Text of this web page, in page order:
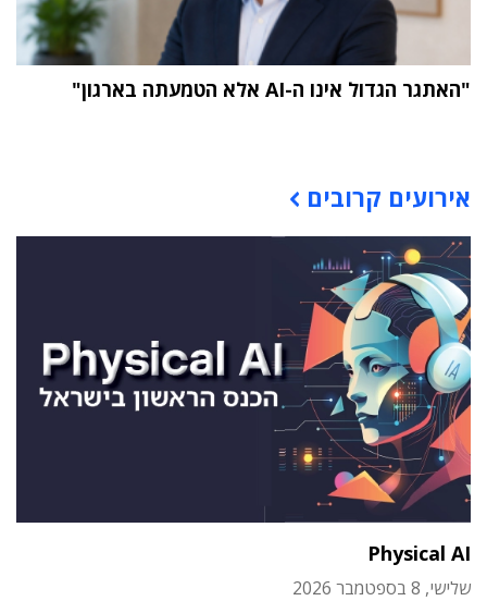
"האתגר הגדול אינו ה-AI אלא הטמעתה בארגון"
אירועים קרובים
Physical AI
שלישי, 8 בספטמבר 2026